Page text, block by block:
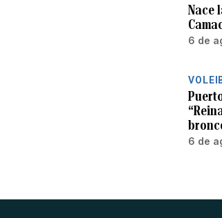
Nace
6 de
6 de